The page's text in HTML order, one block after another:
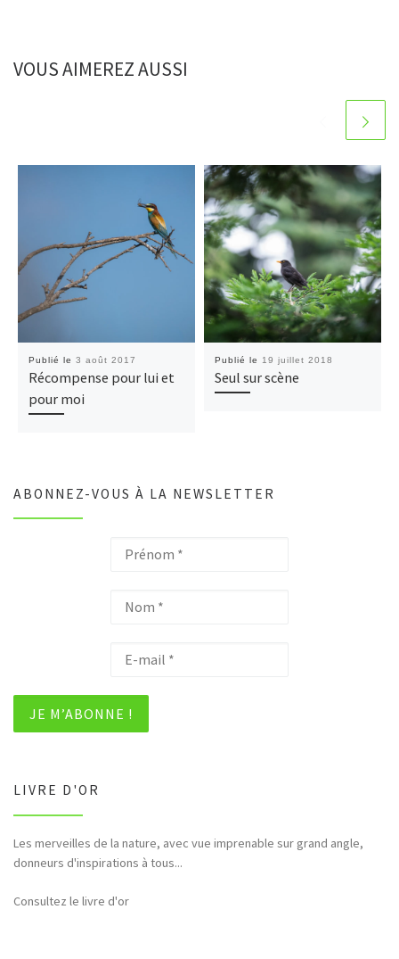
VOUS AIMEREZ AUSSI
Publié le 3 août 2017
Récompense pour lui et
pour moi
Publié le 19 juillet 2018
Seul sur scène
ABONNEZ-VOUS À LA NEWSLETTER
LIVRE D'OR
Les merveilles de la nature, avec vue imprenable sur grand angle,
donneurs d'inspirations à tous...
Consultez le livre d'or